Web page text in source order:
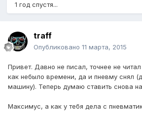
1 год спустя...
traff
Опубликовано 11 марта, 2015
Привет. Давно не писал, точнее не
как небыло времени, да и пневму снял
машину). Теперь думаю ставить снова
Максимус, а как у тебя дела с